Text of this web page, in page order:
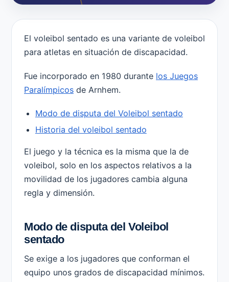
El voleibol sentado es una variante de voleibol
para atletas en situación de discapacidad.
Fue incorporado en 1980 durante los Juegos
Paralímpicos de Arnhem.
Modo de disputa del Voleibol sentado
Historia del voleibol sentado
El juego y la técnica es la misma que la de
voleibol, solo en los aspectos relativos a la
movilidad de los jugadores cambia alguna
regla y dimensión.
Modo de disputa del Voleibol
sentado
Se exige a los jugadores que conforman el
equipo unos grados de discapacidad mínimos.